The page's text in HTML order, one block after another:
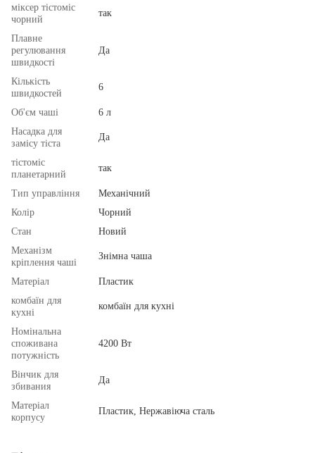
міксер тістоміс
чорний
так
Плавне
регулювання
швидкості
Да
Кількість
швидкостей
6
Об'єм чаші
6 л
Насадка для
замісу тіста
Да
тістоміс
планетарний
так
Тип управління
Механічний
Колір
Чорний
Стан
Новий
Механізм
кріплення чаші
Знімна чаша
Матеріал
Пластик
комбаїн для
кухні
комбаїн для кухні
Номінальна
споживана
потужність
4200 Вт
Вінчик для
збивания
Да
Матеріал
корпусу
Пластик, Нержавіюча сталь